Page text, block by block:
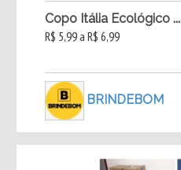
Copo Itália Ecológico ...
R$ 5,99 a R$ 6,99
BRINDEBOM